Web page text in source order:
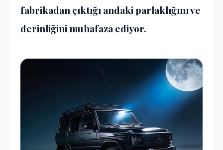
fabrikadan çıktığı andaki parlaklığını ve
derinliğini muhafaza ediyor.